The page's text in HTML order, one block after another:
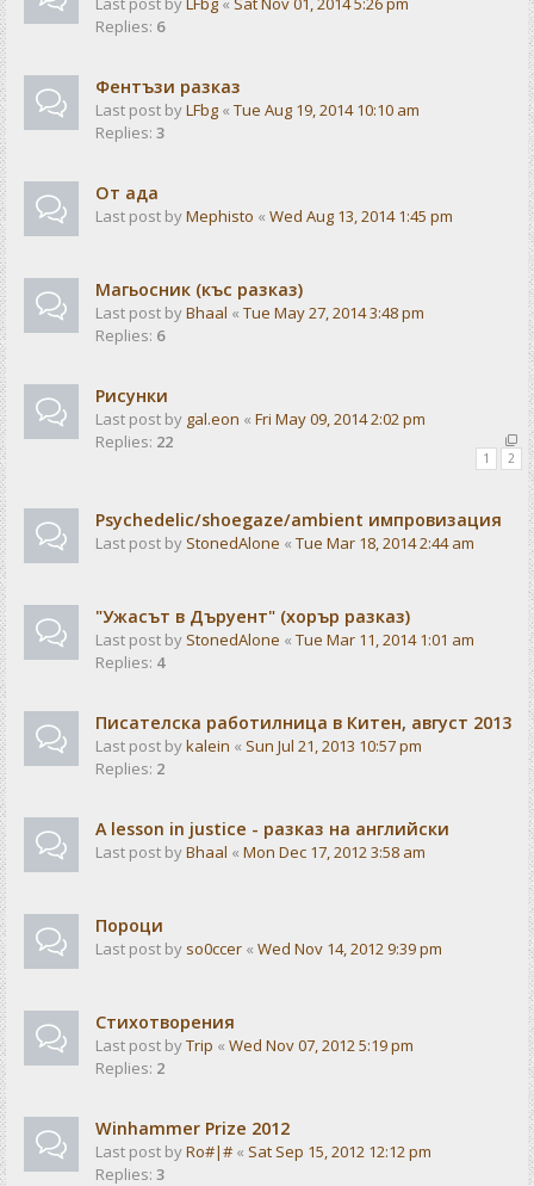
Replies: 6
Фентъзи разказ
Last post byLFbg « Tue Aug 19, 2014 10:10 am
Replies: 3
От ада
Last post byMephisto « Wed Aug 13, 2014 1:45 pm
Магьосник (къс разказ)
Last post byBhaal « Tue May 27, 2014 3:48 pm
Replies: 6
Рисунки
Last post by gal.eon « Fri May 09, 2014 2:02 pm
Replies: 22
1 2
Psychedelic/shoegaze/ambient импровизация
Last post by StonedAlone « Tue Mar 18, 2014 2:44 am
"Ужасът в Дъруент" (хорър разказ)
Last post by StonedAlone « Tue Mar 11, 2014 1:01 am
Replies: 4
Писателска работилница в Китен, август 2013
Last post bykalein « Sun Jul 21, 2013 10:57 pm
Replies: 2
A lesson in justice - разказ на английски
Last post byBhaal « Mon Dec 17, 2012 3:58 am
Пороци
Last post by so0ccer « Wed Nov 14, 2012 9:39 pm
Стихотворения
Last post byTrip « Wed Nov 07, 2012 5:19 pm
Replies: 2
Winhammer Prize 2012
Last post byRo#|# « Sat Sep 15, 2012 12:12 pm
Replies: 3